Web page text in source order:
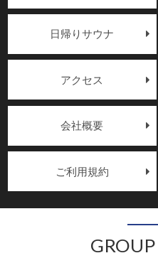
日帰りサウナ
アクセス
会社概要
ご利用規約